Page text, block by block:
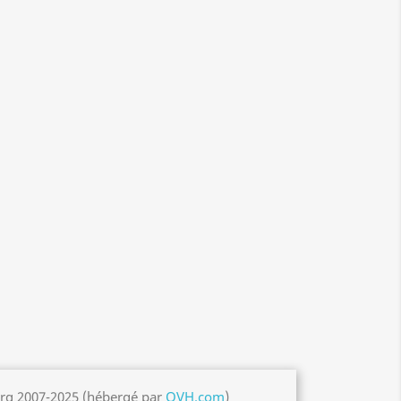
2007-2025 (hébergé par OVH.com)